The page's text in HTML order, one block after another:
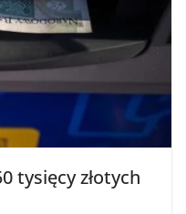
tysięcy złotych